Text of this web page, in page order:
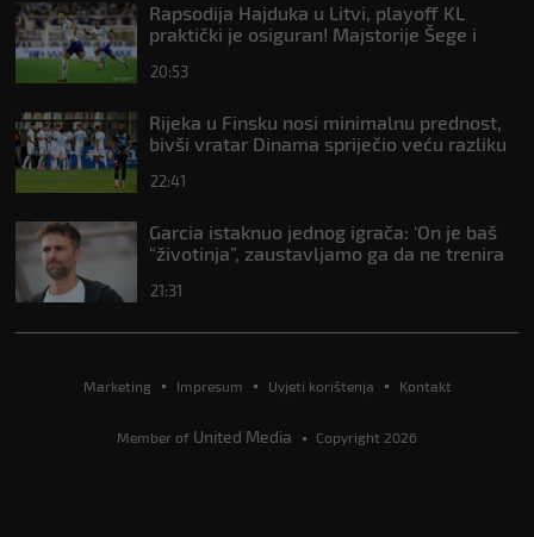
Rapsodija Hajduka u Litvi, playoff KL
praktički je osiguran! Majstorije Šege i
20:53
Rijeka u Finsku nosi minimalnu prednost,
bivši vratar Dinama spriječio veću razliku
22:41
Garcia istaknuo jednog igrača: ‘On je baš
“životinja”, zaustavljamo ga da ne trenira
21:31
Marketing Impresum Uvjeti korištenja Kontakt
Member of United Media Copyright 2026